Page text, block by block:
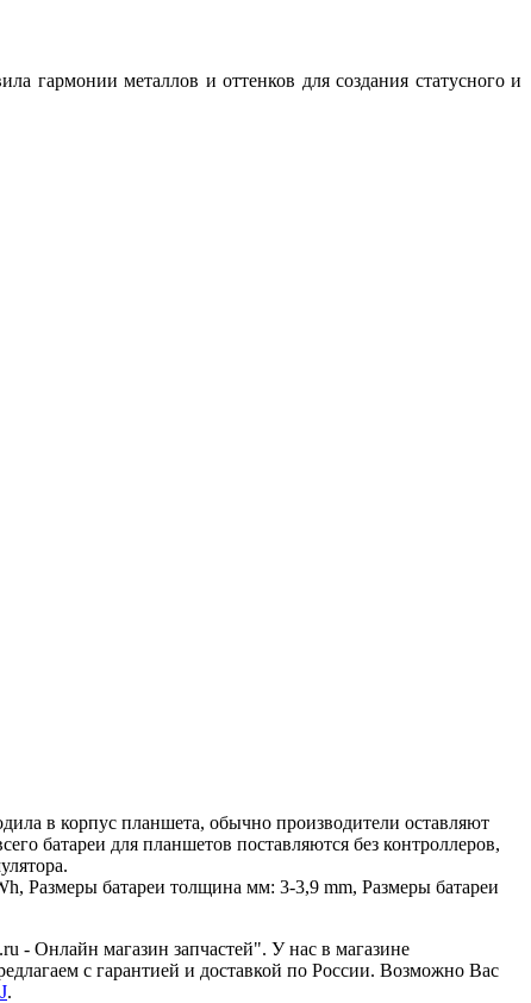
гармонии металлов и оттенков для создания статусного и
в корпус планшета, обычно производители оставляют
батареи для планшетов поставляются без контроллеров,
Размеры батареи толщина мм: 3-3,9 mm, Размеры батареи
- Онлайн магазин запчастей". У нас в магазине
с гарантией и доставкой по России. Возможно Вас
.